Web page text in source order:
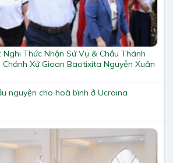
Nghi Thức Nhận Sứ Vụ & Chầu Thánh
Xứ Gioan Baotixita Nguyễn Xuân
nguyện cho hoà bình ở Ucraina